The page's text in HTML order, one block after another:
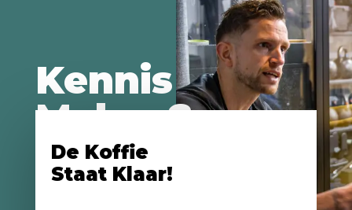
Kennis
Maken?
De Koffie
Staat Klaar!